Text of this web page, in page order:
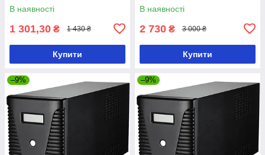
В наявності
1 301,30 ₴ 1 430 ₴
Купити
В наявності
2 730 ₴ 3 000 ₴
Купити
–9% –9%